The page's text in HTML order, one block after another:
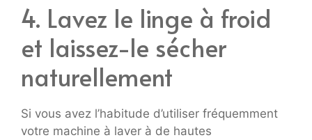
4. Lavez le linge à froid
et laissez-le sécher
naturellement
Si vous avez l’habitude d’utiliser fréquemment
votre machine à laver à de hautes